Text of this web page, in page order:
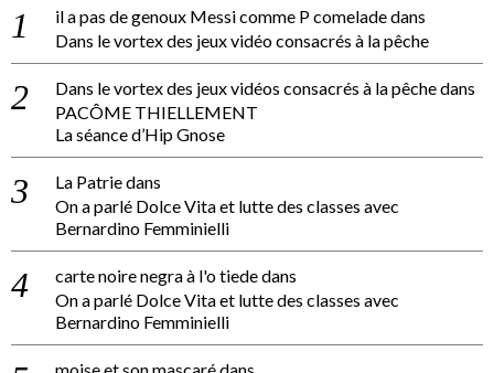
il a pas de genoux Messi comme P comeladedans
Dans le vortex des jeux vidéo consacrés à la pêche
Dans le vortex des jeux vidéos consacrés à la pêchedans
PACÔME THIELLEMENT
La séance d’Hip Gnose
La Patriedans
On a parlé Dolce Vita et lutte des classes avec
Bernardino Femminielli
carte noire negra à l'o tiededans
On a parlé Dolce Vita et lutte des classes avec
Bernardino Femminielli
moise et son mascarédans